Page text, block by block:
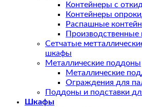
Контейнеры с
Контейнеры
Распашные
Производственные
Сетчатые
шкафы
Металлические поддоны
Металлические
Ограждения для
Поддоны и подставки
Шкафы